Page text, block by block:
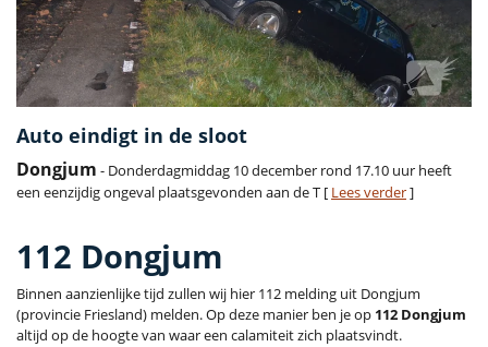
Auto eindigt in de sloot
Dongjum - Donderdagmiddag 10 december rond 17.10 uur heeft
een eenzijdig ongeval plaatsgevonden aan de T [ Lees verder]
112 Dongjum
Binnen aanzienlijke tijd zullen wij hier 112 melding uit Dongjum
(provincie Friesland) melden. Op deze manier ben je op 112 Dongjum
altijd op de hoogte van waar een calamiteit zich plaatsvindt.